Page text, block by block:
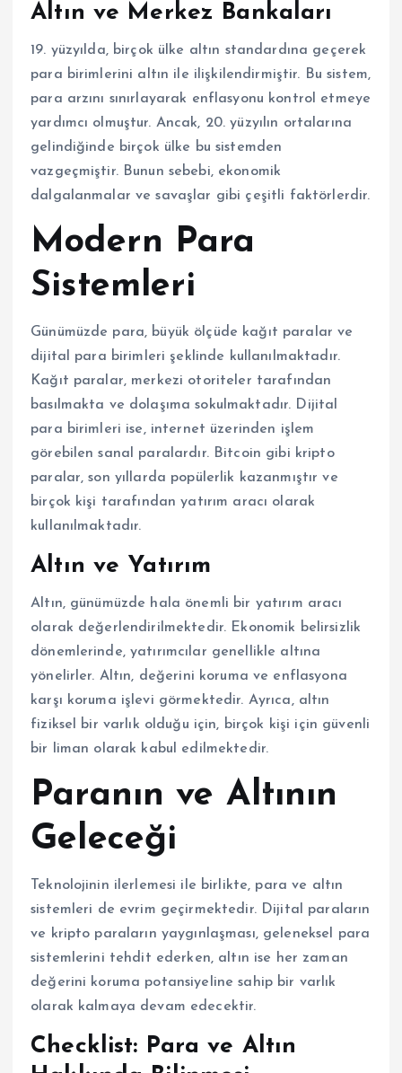
Altın ve Merkez Bankaları
19. yüzyılda, birçok ülke altın standardına geçerek
para birimlerini altın ile ilişkilendirmiştir. Bu sistem,
para arzını sınırlayarak enflasyonu kontrol etmeye
yardımcı olmuştur. Ancak, 20. yüzyılın ortalarına
gelindiğinde birçok ülke bu sistemden
vazgeçmiştir. Bunun sebebi, ekonomik
dalgalanmalar ve savaşlar gibi çeşitli faktörlerdir.
Modern Para
Sistemleri
Günümüzde para, büyük ölçüde kağıt paralar ve
dijital para birimleri şeklinde kullanılmaktadır.
Kağıt paralar, merkezi otoriteler tarafından
basılmakta ve dolaşıma sokulmaktadır. Dijital
para birimleri ise, internet üzerinden işlem
görebilen sanal paralardır. Bitcoin gibi kripto
paralar, son yıllarda popülerlik kazanmıştır ve
birçok kişi tarafından yatırım aracı olarak
kullanılmaktadır.
Altın ve Yatırım
Altın, günümüzde hala önemli bir yatırım aracı
olarak değerlendirilmektedir. Ekonomik belirsizlik
dönemlerinde, yatırımcılar genellikle altına
yönelirler. Altın, değerini koruma ve enflasyona
karşı koruma işlevi görmektedir. Ayrıca, altın
fiziksel bir varlık olduğu için, birçok kişi için güvenli
bir liman olarak kabul edilmektedir.
Paranın ve Altının
Geleceği
Teknolojinin ilerlemesi ile birlikte, para ve altın
sistemleri de evrim geçirmektedir. Dijital paraların
ve kripto paraların yaygınlaşması, geleneksel para
sistemlerini tehdit ederken, altın ise her zaman
değerini koruma potansiyeline sahip bir varlık
olarak kalmaya devam edecektir.
Checklist: Para ve Altın